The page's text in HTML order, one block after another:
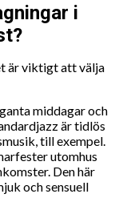
i
är viktigt att välja
middagar och
är tidlös
till exempel.
utomhus
Den här
och sensuell